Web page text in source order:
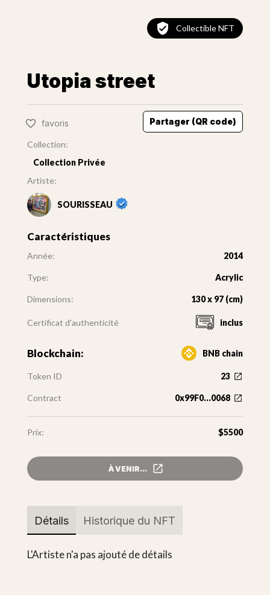
Collectible NFT
Utopia street
favoris Partager (QR code)
Collection:
Collection Privée
Artiste:
SOURISSEAU
Caractéristiques
Année: 2014
Type: Acrylic
Dimensions: 130 x 97 (cm)
Certificat d'authenticité inclus
Blockchain: BNB chain
Token ID 23
Contract 0x99F0...0068
Prix: $5500
À VENIR...
Détails Historique du NFT
L'Artiste n'a pas ajouté de détails